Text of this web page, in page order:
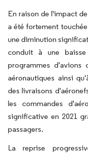
En raison de l'impact
a été fortement
une diminution
conduit à une
programmes d'avions
aéronautiques ainsi
des livraisons
les commandes
significative en 2021
passagers.
La reprise